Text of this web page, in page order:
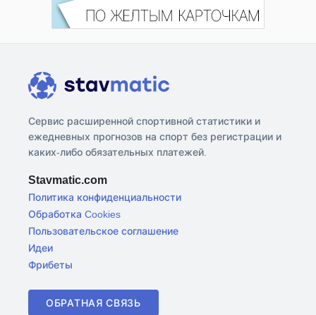
Сервис расширенной спортивной статистики и
ежедневных прогнозов на спорт без регистрации и
каких-либо обязательных платежей.
Stavmatic.com
Политика конфиденциальности
Обработка Cookies
Пользовательское соглашение
Идеи
Фрибеты
ОБРАТНАЯ СВЯЗЬ